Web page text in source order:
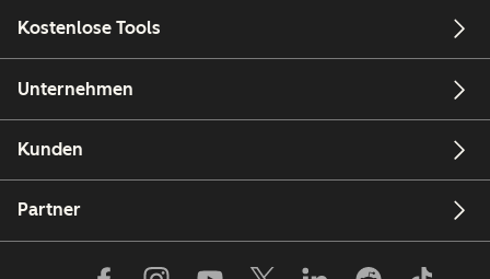
Kostenlose Tools
Unternehmen
Kunden
Partner